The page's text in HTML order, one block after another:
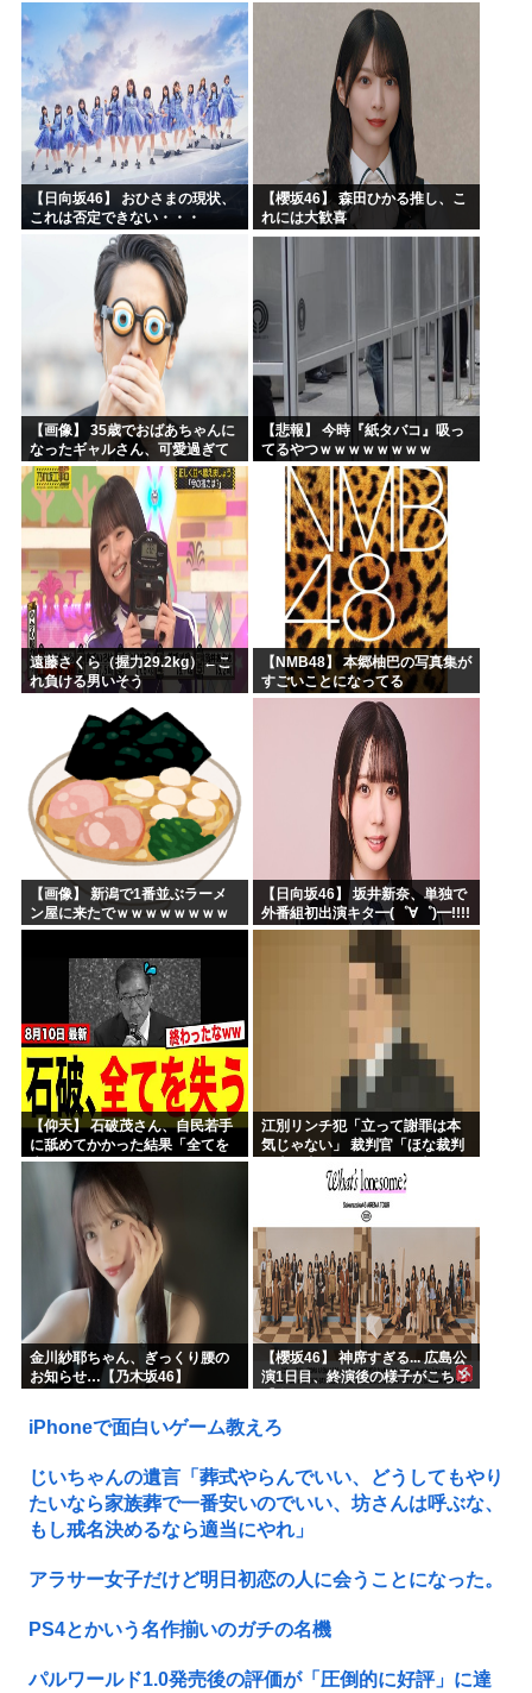
【日向坂46】 おひさまの現状、
これは否定できない・・・
【櫻坂46】 森田ひかる推し、こ
れには大歓喜
【画像】 35歳でおばあちゃんに
なったギャルさん、可愛過ぎて
嫉妬不可避w w w w w w w w w w
w
【悲報】 今時『紙タバコ』吸っ
てるやつｗｗｗｗｗｗｗｗ
遠藤さくら（握力29.2kg）←こ
れ負ける男いそう
【NMB48】 本郷柚巴の写真集が
すごいことになってる
【画像】 新潟で1番並ぶラーメ
ン屋に来たでｗｗｗｗｗｗｗｗ
【日向坂46】 坂井新奈、単独で
外番組初出演キタ━(゜∀゜)━!!!!
【仰天】 石破茂さん、自民若手
に舐めてかかった結果「全てを
失うｗｗｗｗｗ」
江別リンチ犯「立って謝罪は本
気じゃない」 裁判官「ほな裁判
ゃないな」
金川紗耶ちゃん、ぎっくり腰の
お知らせ…【乃木坂46】
【櫻坂46】 神席すぎる... 広島公
演1日目、終演後の様子がこちら
iPhoneで面白いゲーム教えろ
じいちゃんの遺言「葬式やらんでいい、どうしてもやり
たいなら家族葬で一番安いのでいい、坊さんは呼ぶな、
もし戒名決めるなら適当にやれ」
アラサー女子だけど明日初恋の人に会うことになった。
PS4とかいう名作揃いのガチの名機
パルワールド1.0発売後の評価が「圧倒的に好評」に達